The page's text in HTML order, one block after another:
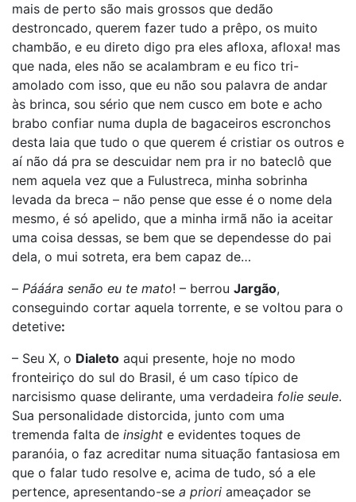
mais de perto são mais grossos que dedão
destroncado, querem fazer tudo a prêpo, os muito
chambão, e eu direto digo pra eles afloxa, afloxa! mas
que nada, eles não se acalambram e eu fico tri-
amolado com isso, que eu não sou palavra de andar
às brinca, sou sério que nem cusco em bote e acho
brabo confiar numa dupla de bagaceiros escronchos
desta laia que tudo o que querem é cristiar os outros e
aí não dá pra se descuidar nem pra ir no bateclô que
nem aquela vez que a Fulustreca, minha sobrinha
levada da breca – não pense que esse é o nome dela
mesmo, é só apelido, que a minha irmã não ia aceitar
uma coisa dessas, se bem que se dependesse do pai
dela, o mui sotreta, era bem capaz de…
– Pááára senão eu te mato! – berrou Jargão,
conseguindo cortar aquela torrente, e se voltou para o
detetive:
– Seu X, o Dialeto aqui presente, hoje no modo
fronteiriço do sul do Brasil, é um caso típico de
narcisismo quase delirante, uma verdadeira folie seule.
Sua personalidade distorcida, junto com uma
tremenda falta de insight e evidentes toques de
paranóia, o faz acreditar numa situação fantasiosa em
que o falar tudo resolve e, acima de tudo, só a ele
pertence, apresentando-se a priori ameaçador se